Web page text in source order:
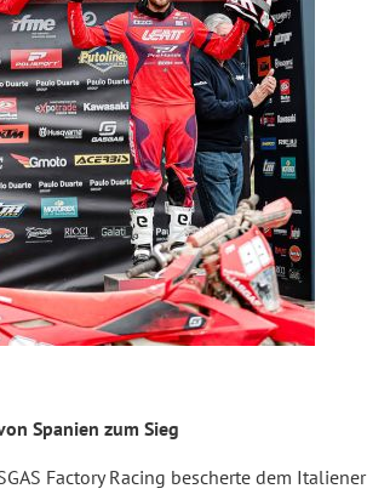
Spanien zum Sieg
Factory Racing bescherte dem Italiener